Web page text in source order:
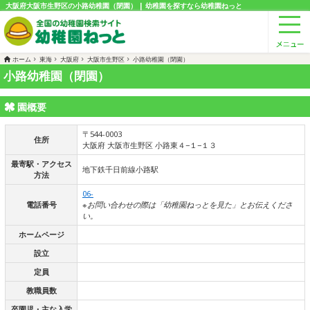
大阪府大阪市生野区の小路幼稚園（閉園） | 幼稚園を探すなら幼稚園ねっと
ホーム 東海 大阪府 大阪市生野区 小路幼稚園（閉園）
小路幼稚園（閉園）
園概要
住所
〒544-0003
大阪府 大阪市生野区 小路東４−１−１３
最寄駅・アクセス
方法
地下鉄千日前線小路駅
電話番号
06-
※お問い合わせの際は「幼稚園ねっとを見た」とお伝えくださ
い。
ホームページ
設立
定員
教職員数